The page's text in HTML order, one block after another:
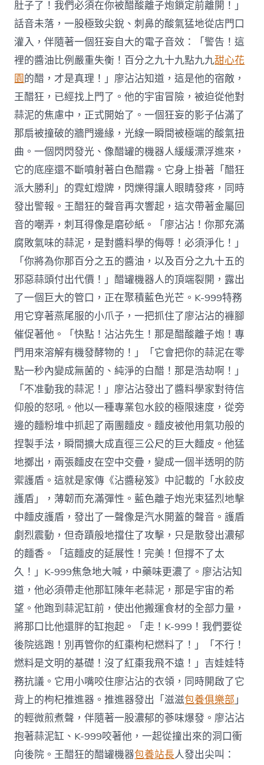
肚子了！我們必須在你被醋酸離子炮鎖定前離開！」
話音未落，一股極致尖銳、刺鼻的酸氣猛地從店門口
灌入，伴隨著一個狂妄自大的電子音效：「警告！這
裡的醬油比例嚴重失衡！百分之九十九點九九甜心花
園的醋，才是真理！」廖沾沾知道，這是他的宿敵，
王醋狂，已經找上門了。他的宇宙冒險，被迫從他對
蒜泥的焦慮中，正式開始了。一個狂妄的影子佔滿了
那扇被撞破的牆門邊緣，光線一瞬間被極端的酸氣扭
曲。一個閃閃發光、像醋罐的機器人緩緩漂浮進來，
它的底座還不斷噴射著白色醋霧。它身上掛著「醋狂
派大勝利」的霓虹燈牌，閃爍得讓人眼睛發疼，同時
發出警報。王醋狂的聲音再次響起，這次帶著金屬回
音的嘲弄，刺耳得像是磨砂紙。「廖沾沾！你那充滿
腐敗氣味的蒜泥，是對醬料學的侮辱！必須淨化！」
「你將為你那百分之五的醬油，以及百分之九十五的
邪惡蒜頭付出代價！」醋罐機器人的頂端裂開，露出
了一個巨大的管口，正在聚積藍色光芒。K-999特務
用它穿著燕尾服的小爪子，一把抓住了廖沾沾的褲腳
催促著他。「快點！沾沾先生！那是醋酸離子炮！專
門用來溶解有機發酵物的！」「它會把你的蒜泥在零
點一秒內變成無菌的、純淨的白醋！那是浩劫啊！」
「不准動我的蒜泥！」廖沾沾發出了醬料學家對待信
仰般的怒吼。他以一種專業包水餃的極限速度，從旁
邊的麵粉堆中抓起了兩團麵皮。麵皮被他用氣功般的
捏製手法，瞬間擴大成直徑三公尺的巨大麵皮。他猛
地擲出，兩張麵皮在空中交疊，變成一個半透明的防
禦護盾。這就是家傳《沾醬秘笈》中記載的「水餃皮
護盾」，薄韌而充滿彈性。藍色離子炮光束猛烈地擊
中麵皮護盾，發出了一聲像是汽水開蓋的聲音。護盾
劇烈震動，但奇蹟般地擋住了攻擊，只是散發出濃郁
的麵香。「這麵皮的延展性！完美！但撐不了太
久！」K-999焦急地大喊，中藥味更濃了。廖沾沾知
道，他必須帶走他那缸陳年老蒜泥，那是宇宙的希
望。他跑到蒜泥缸前，使出他搬運食材的全部力量，
將那口比他還胖的缸抱起。「走！K-999！我們要從
後院逃跑！別再管你的紅棗枸杞燃料了！」「不行！
燃料是文明的基礎！沒了紅棗我飛不遠！」吉娃娃特
務抗議。它用小嘴咬住廖沾沾的衣領，同時開啟了它
背上的枸杞推進器。推進器發出「滋滋包養俱樂部」
的輕微煎煮聲，伴隨著一股濃郁的蔘味爆發。廖沾沾
抱著蒜泥缸、K-999咬著他，一起從撞出來的洞口衝
向後院。王醋狂的醋罐機器包養站長人發出尖叫：